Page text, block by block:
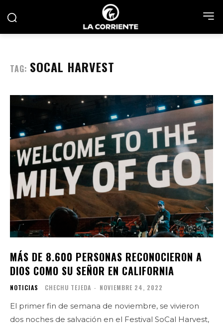
TAG: SOCAL HARVEST
MÁS DE 8.600 PERSONAS RECONOCIERON A
DIOS COMO SU SEÑOR EN CALIFORNIA
NOTICIAS CHECHU TEJEDA - NOVIEMBRE 24, 2022
El primer fin de semana de noviembre, se vivieron
dos noches de salvación en el Festival SoCal Harvest,